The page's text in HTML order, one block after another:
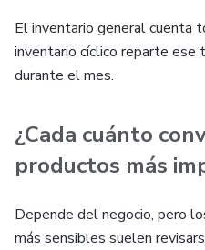
El inventario general cuenta
inventario cíclico reparte ese
durante el mes.
¿Cada cuánto
productos más
Depende del negocio, pero
más sensibles suelen